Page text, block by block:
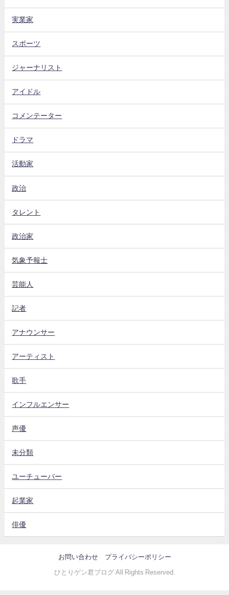
実業家
スポーツ
ジャーナリスト
アイドル
コメンテーター
ドラマ
活動家
政治
タレント
政治家
気象予報士
芸能人
記者
アナウンサー
アーティスト
歌手
インフルエンサー
声優
未分類
ユーチューバー
起業家
俳優
お問い合わせ プライバシーポリシー
ひとりゲン君ブログ All Rights Reserved.